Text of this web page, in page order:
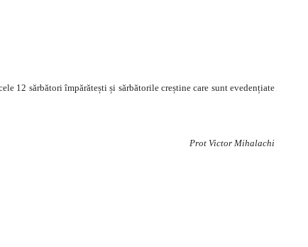
12 sărbători împărătești și sărbătorile creștine care sunt evedențiate
Prot Victor Mihalachi